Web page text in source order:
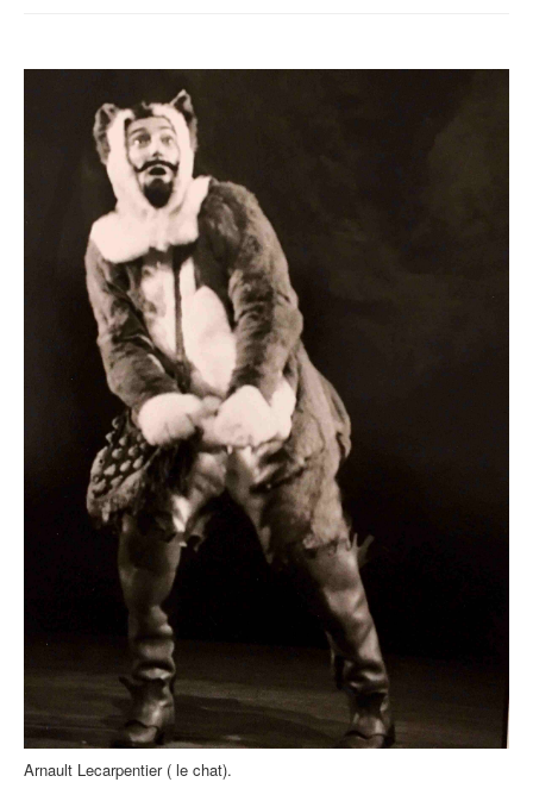
Arnault Lecarpentier ( le chat).